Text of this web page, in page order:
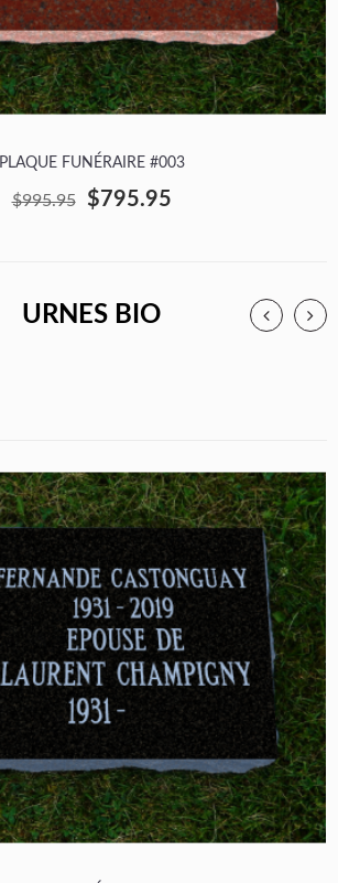
PLAQUE FUNÉRAIRE #003
$995.95 $795.95
URNES BIO